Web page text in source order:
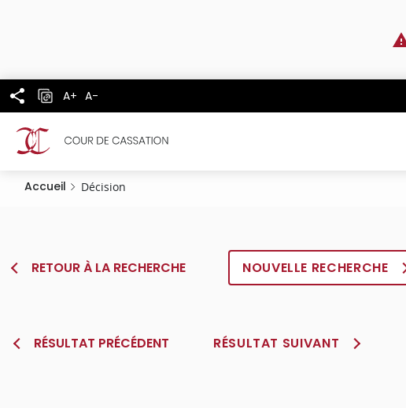
A+ A-
Accueil Décision
RETOUR À LA RECHERCHE NOUVELLE RECHERCHE
RÉSULTAT PRÉCÉDENT RÉSULTAT SUIVANT